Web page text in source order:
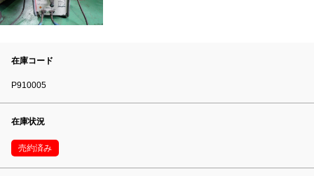
在庫コード
P910005
在庫状況
売約済み